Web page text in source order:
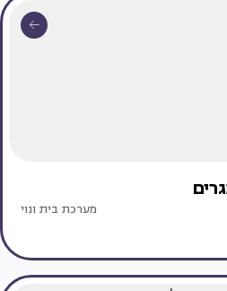
מערכת בית ונוי